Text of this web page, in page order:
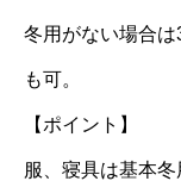
冬用がない場合
も可。
【ポイント】
服、寝具は基本冬